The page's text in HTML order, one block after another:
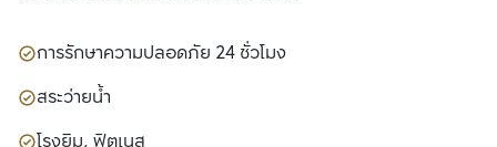
การรักษาความปลอดภัย 24 ชั่วโมง
สระว่ายน้ำ